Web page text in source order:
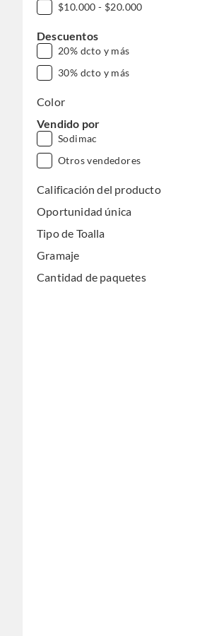
$10.000 - $20.000
Descuentos
20% dcto y más
30% dcto y más
Color
Vendido por
Sodimac
Otros vendedores
Calificación del producto
Oportunidad única
Tipo de Toalla
Gramaje
Cantidad de paquetes